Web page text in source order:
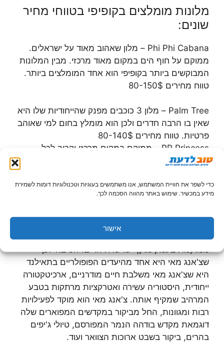
כדי לשפר את חוויית המשתמש, אנו משתמשים בעוגיות וטכנולוגיות דומות לשמירת
מידע במכשיר. שימוש באתר מהווה הסכמה לכך.
אישור
מלונות מומלצים בקופיפי בטווחי מחיר
שונים:
Phi Phi Cabana – מלון שאהוב מאוד על ישראלים.
ממוקם על חוף הים במקום מאוד מרכזי. מבין המלונות
המבוקשים ביותר בקופיפי הוא אחד המומלצים ביותר.
טווח מחירים 80-150$
Palm Tree – מלון 3 כוכבים מפנק שהייחודיות שלו היא
שאין בו הרבה חדרים ולכן הוא מומלץ בחום למי שאוהב
פרטיות. טווח מחירים 80-140$
PP Princess – ממוקם במקום מרכזי וקרוב לכל
האקשן. במלון יש בריכה מפנקת ובחלק מהחדרים יש
מחירים 80-150$
מלונות בצ'אנג מאי
צ'אנג מאי היא העיר המרכזית ביותר בצפון תאילנד והיא
ממוקמת בעמק מוקף שרשרת הרים. הסיבה לכך
שצ'אנג מאי היא אחד מהיעדים הפופולריים בתאילנד
היא שצ'אנג מאי משלבת חיים מודרניים, ארכיטקטורה
ייחודית, היסטוריה עשירה ואטרקציות מרתקות בטבע
המרהיב שמקיף אותה. צ'אנג מאי הוא מוקד לפעילויות
רבות ומגוונות, החל מביקור במקדשים המפוארים שלה
דוגמאת מקדש בודהה הנמר המפורסם, טיולי ג'יפים
בהרים, ביקור בשבט ארוכות הצוואר ועוד.